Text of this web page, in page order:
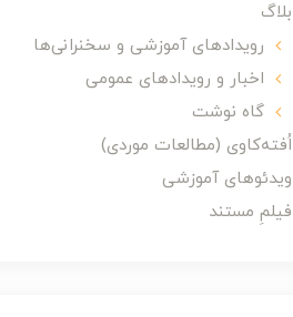
بلاگ
رویدادهای آموزشی و سخنرانی‌ها
اخبار و رویدادهای عمومی
گاه نوشت
اُفته‌کاوی (مطالعات موردی)
ویدئوهای آموزشی
فیلمِ مستند